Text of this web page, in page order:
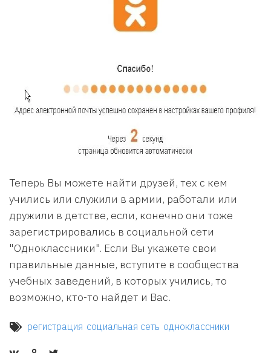
Теперь Вы можете найти друзей, тех с кем
учились или служили в армии, работали или
дружили в детстве, если, конечно они тоже
зарегистрировались в социальной сети
"Одноклассники". Если Вы укажете свои
правильные данные, вступите в сообщества
учебных заведений, в которых учились, то
возможно, кто-то найдет и Вас.
регистрация социальная сеть одноклассники